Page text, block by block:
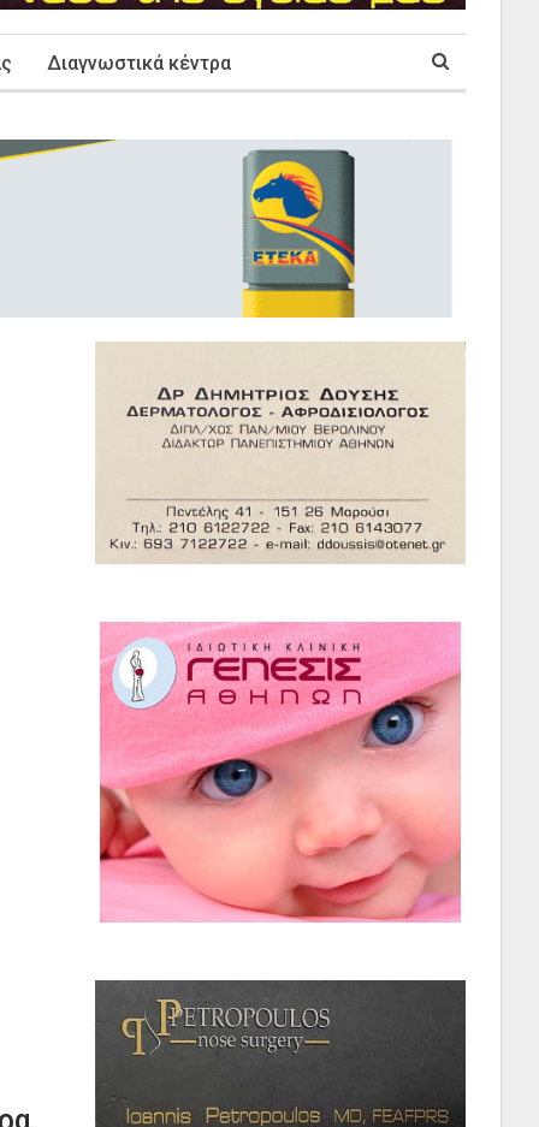
Διαγνωστικά κέντρα